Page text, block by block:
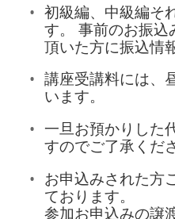
初級編、中級編そ
す。 事前のお振込
頂いた方に振込情
講座受講料には、
います。
一旦お預かりした
すのでご了承くだ
お申込みされた方
ております。
参加お申込みの譲